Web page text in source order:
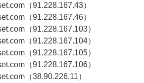
（91.228.167.43）
（91.228.167.46）
（91.228.167.103）
（91.228.167.104）
（91.228.167.105）
（91.228.167.106）
（38.90.226.11）